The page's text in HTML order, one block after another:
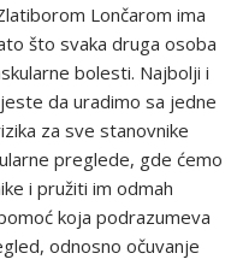
Lončarom ima
što svaka druga osoba
bolesti. Najbolji i
da uradimo sa jedne
za sve stanovnike
preglede, gde ćemo
i pružiti im odmah
koja podrazumeva
odnosno očuvanje